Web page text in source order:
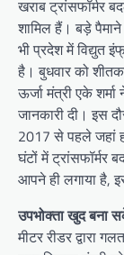
खराब ट्रांसफॉर्मर
शामिल हैं। बड़े
भी प्रदेश में विद्युत
है। बुधवार को
ऊर्जा मंत्री एके
जानकारी दी। इस
2017 से पहले जहां
घंटों में ट्रांसफॉर्मर
आपने ही लगाया है,
उपभोक्ता खुद बना
मीटर रीडर द्वारा